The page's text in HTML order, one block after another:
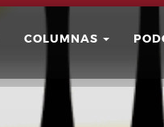
COLUMNAS
Buscar